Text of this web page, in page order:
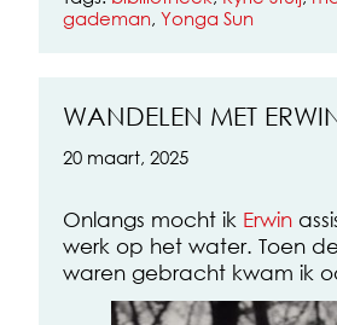
gademan, Yonga Sun
WANDELEN MET
20 maart, 2025
Onlangs mocht ik Erwin
werk op het water. Toen
waren gebracht kwam ik